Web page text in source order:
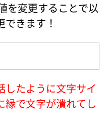
を変更することで以
きます！
したように文字サイ
縁で文字が潰れてし